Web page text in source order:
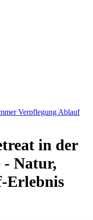
Verpflegung Ablauf
in der
- Natur,
Erlebnis